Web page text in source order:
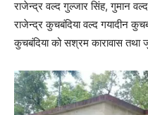
राजेन्द्र वल्द गुल्जार सिंह, गुमान
राजेन्द्र कुचबंदिया वल्द गयादीन
कुचबंदिया को सश्रम कारावास तथा